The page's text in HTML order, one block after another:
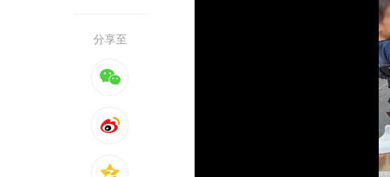
分享至